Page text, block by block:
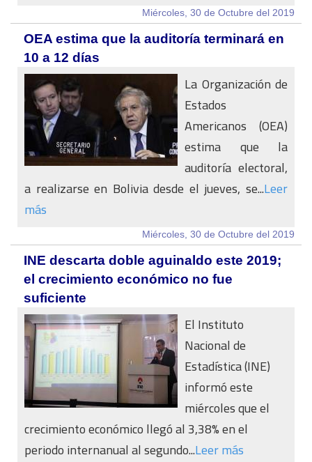
Miércoles, 30 de Octubre del 2019
OEA estima que la auditoría terminará en
10 a 12 días
La Organización de
Estados
Americanos (OEA)
estima que la
auditoría electoral,
a realizarse en Bolivia desde el jueves, se...Leer
más
Miércoles, 30 de Octubre del 2019
INE descarta doble aguinaldo este 2019;
el crecimiento económico no fue
suficiente
El Instituto
Nacional de
Estadística (INE)
informó este
miércoles que el
crecimiento económico llegó al 3,38% en el
periodo internanual al segundo...Leer más